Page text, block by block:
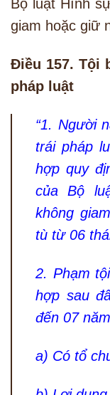
Bộ luật Hình
giam hoặc giữ
Điều 157. Tội
pháp luật
“1. Người
trái pháp
hợp quy
của Bộ
không
tù từ 06
2. Phạm
hợp sau
đến 07
a) Có tổ